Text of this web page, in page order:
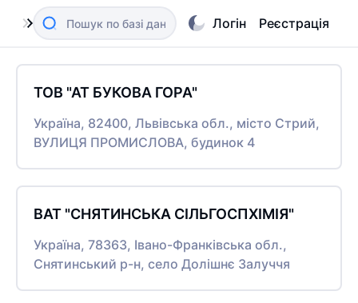
Логін Реєстрація
ТОВ "АТ БУКОВА ГОРА"
Україна, 82400, Львівська обл., місто Стрий,
ВУЛИЦЯ ПРОМИСЛОВА, будинок 4
ВАТ "СНЯТИНСЬКА СІЛЬГОСПХІМІЯ"
Україна, 78363, Івано-Франківська обл.,
Снятинський р-н, село Долішнє Залуччя